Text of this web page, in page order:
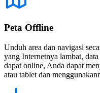
Peta Offline
Unduh area dan navigasi
yang Internetnya lambat,
dapat online, Anda dapat
atau tablet dan